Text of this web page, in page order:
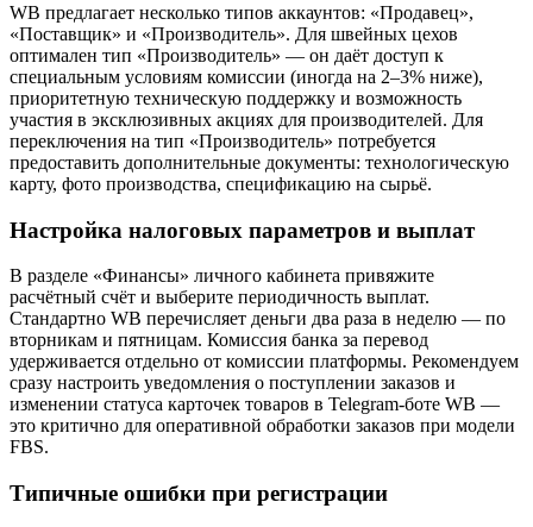
WB предлагает несколько типов аккаунтов: «Продавец»,
«Поставщик» и «Производитель». Для швейных цехов
оптимален тип «Производитель» — он даёт доступ к
специальным условиям комиссии (иногда на 2–3% ниже),
приоритетную техническую поддержку и возможность
участия в эксклюзивных акциях для производителей. Для
переключения на тип «Производитель» потребуется
предоставить дополнительные документы: технологическую
карту, фото производства, спецификацию на сырьё.
Настройка налоговых параметров и выплат
В разделе «Финансы» личного кабинета привяжите
расчётный счёт и выберите периодичность выплат.
Стандартно WB перечисляет деньги два раза в неделю — по
вторникам и пятницам. Комиссия банка за перевод
удерживается отдельно от комиссии платформы. Рекомендуем
сразу настроить уведомления о поступлении заказов и
изменении статуса карточек товаров в Telegram-боте WB —
это критично для оперативной обработки заказов при модели
FBS.
Типичные ошибки при регистрации